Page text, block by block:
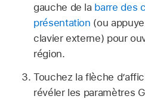
gauche de la barre des
présentation (ou
clavier externe) pour
région.
Touchez la flèche
révéler les paramètres